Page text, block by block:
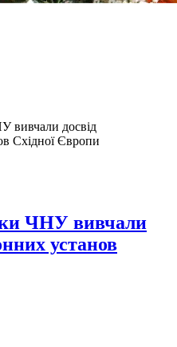
вивчали досвід
Східної Європи
ЧНУ вивчали
установ